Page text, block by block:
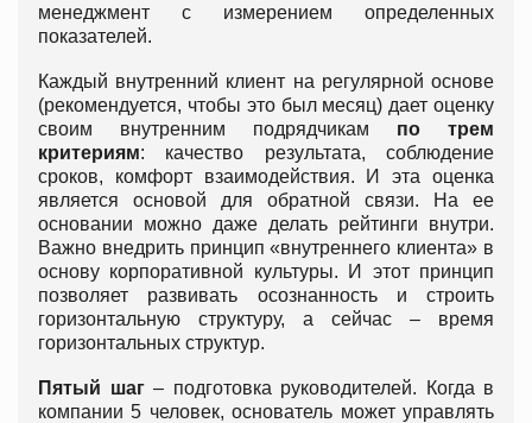
менеджмент с измерением определенных
показателей.
Каждый внутренний клиент на регулярной основе
(рекомендуется, чтобы это был месяц) дает оценку
своим внутренним подрядчикам по трем
критериям: качество результата, соблюдение
сроков, комфорт взаимодействия. И эта оценка
является основой для обратной связи. На ее
основании можно даже делать рейтинги внутри.
Важно внедрить принцип «внутреннего клиента» в
основу корпоративной культуры. И этот принцип
позволяет развивать осознанность и строить
горизонтальную структуру, а сейчас – время
горизонтальных структур.
Пятый шаг– подготовка руководителей. Когда в
компании 5 человек, основатель может управлять